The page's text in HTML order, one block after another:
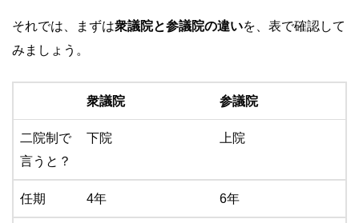
それでは、まずは衆議院と参議院の違いを、表で確認して
みましょう。
衆議院 参議院
二院制で
言うと？
下院 上院
任期 4年 6年